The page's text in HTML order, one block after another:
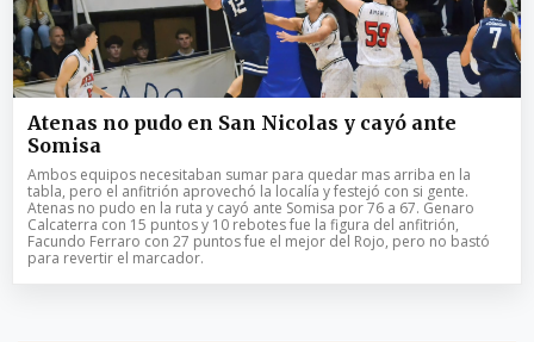
Atenas no pudo en San Nicolas y cayó ante
Somisa
Ambos equipos necesitaban sumar para quedar mas arriba en la
tabla, pero el anfitrión aprovechó la localía y festejó con si gente.
Atenas no pudo en la ruta y cayó ante Somisa por 76 a 67. Genaro
Calcaterra con 15 puntos y 10 rebotes fue la figura del anfitrión,
Facundo Ferraro con 27 puntos fue el mejor del Rojo, pero no bastó
para revertir el marcador.